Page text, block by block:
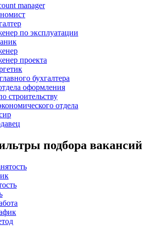
manager
по эксплуатации
проекта
бухгалтера
оформления
строительству
отдела
подбора вакансий